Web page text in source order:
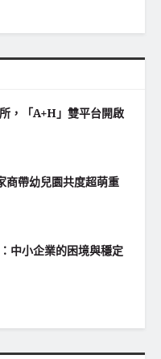
，「A+H」雙平台開啟
商帶幼兒園共度超萌重
中小企業的困境與穩定